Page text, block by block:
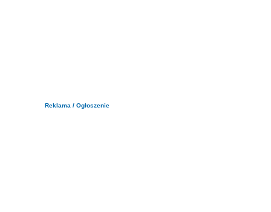
Reklama / Ogłoszenie